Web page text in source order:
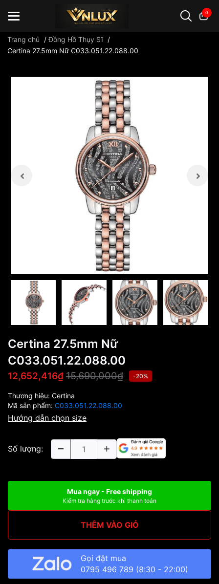
0
Trang chủ /Đồng Hồ Thụy Sĩ /
Certina 27.5mm Nữ C033.051.22.088.00
Certina 27.5mm Nữ
C033.051.22.088.00
12,652,416₫ 15,690,000₫ -20%
Thương hiệu: Certina
Mã sản phẩm: C033.051.22.088.00
Hướng dẫn chọn size
Số lượng:
Mua ngay - Free shipping
Kiểm tra hàng trước khi thanh toán
THÊM VÀO GIỎ
Gọi đặt mua
0795 496 789 (8:30 - 22:00)